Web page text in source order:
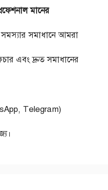
মানের
সমাধানে আমরা
এবং দ্রুত সমাধানের
Telegram)